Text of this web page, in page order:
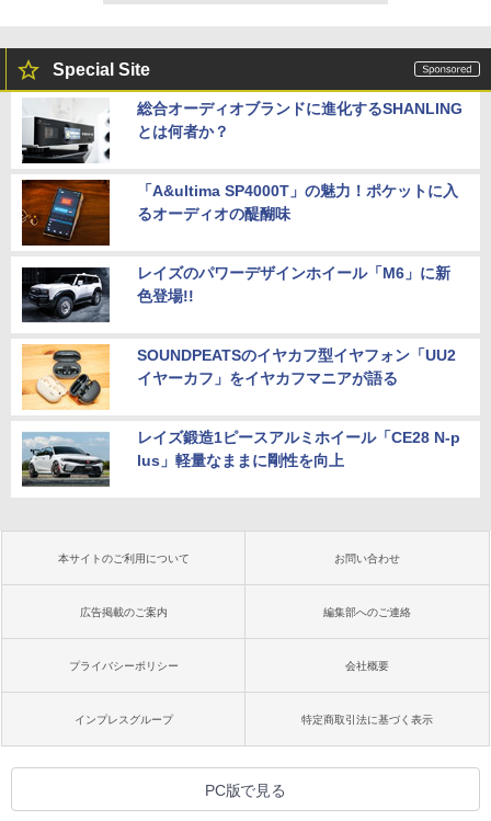
Special Site
総合オーディオブランドに進化するSHANLING
とは何者か？
「A&ultima SP4000T」の魅力！ポケットに入
るオーディオの醍醐味
レイズのパワーデザインホイール「M6」に新
色登場!!
SOUNDPEATSのイヤカフ型イヤフォン「UU2
イヤーカフ」をイヤカフマニアが語る
レイズ鍛造1ピースアルミホイール「CE28 N-p
lus」軽量なままに剛性を向上
本サイトのご利用について お問い合わせ
広告掲載のご案内 編集部へのご連絡
プライバシーポリシー 会社概要
インプレスグループ 特定商取引法に基づく表示
PC版で見る